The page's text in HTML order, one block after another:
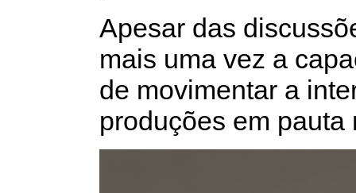
Apesar das
mais uma vez a
de movimentar a
produções em pauta